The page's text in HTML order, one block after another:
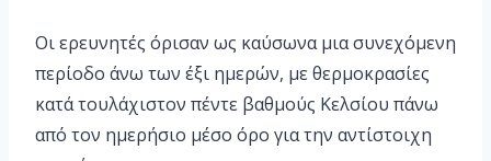
Οι ερευνητές όρισαν ως καύσωνα μια συνεχόμενη
περίοδο άνω των έξι ημερών, με θερμοκρασίες
κατά τουλάχιστον πέντε βαθμούς Κελσίου πάνω
από τον ημερήσιο μέσο όρο για την αντίστοιχη